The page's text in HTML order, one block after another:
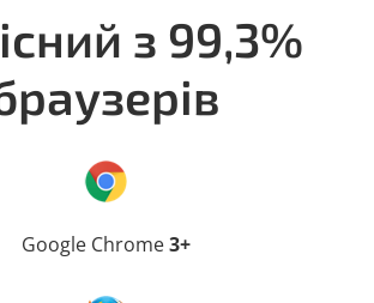
з 99,3%
Google Chrome3+